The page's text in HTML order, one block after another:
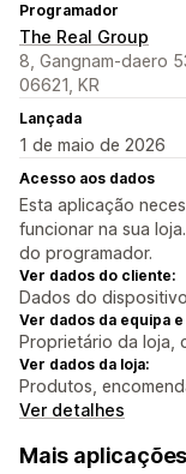
Programador
The Real Group
8, Gangnam-daero
06621, KR
Lançada
1 de maio de 2026
Acesso aos dados
Esta aplicação
funcionar na sua
do programador.
Ver dados do cliente:
Dados do
Ver dados da equipa
Proprietário da loja,
Ver dados da loja:
Produtos,
Ver detalhes
Mais